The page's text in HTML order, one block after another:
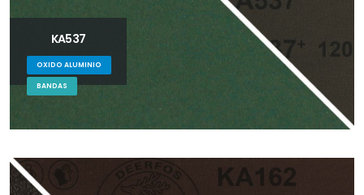
KA537
OXIDO ALUMINIO
BANDAS